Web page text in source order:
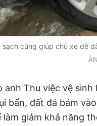
sạch cũng giúp chủ xe dễ
anh Thu việc vệ
bẩn, đất đá bám
làm giảm khả năng